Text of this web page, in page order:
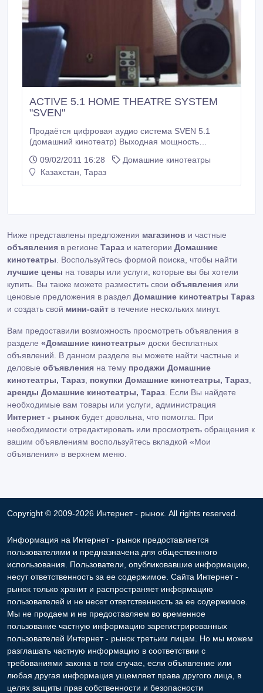
ACTIVE 5.1 HOME THEATRE SYSTEM
"SVEN"
Продаётся цифровая аудио система SVEN 5.1
(домашний кинотеатр) Выходная мощность
сателлитов, Вт (RMS) фронт: 35 35 центр: 35 тыл:
35 35 Материал корпуса дерево Магнитное
09/02/2011 16:28
Домашние кинотеатры
Казахстан, Тараз
Ниже представлены предложения магазинов и частные
объявления в регионе Тараз и категории Домашние
кинотеатры . Воспользуйтесь формой поиска, чтобы найти
лучшие цены на товары или услуги, которые вы бы хотели
купить. Вы также можете разместить свои объявления или
ценовые предложения в раздел Домашние кинотеатры Тараз
и создать свой мини-сайт в течение нескольких минут.
Вам предоставили возможность просмотреть объявления в
разделе «Домашние кинотеатры» доски бесплатных
объявлений. В данном разделе вы можете найти частные и
деловые объявления на тему продажи Домашние
кинотеатры, Тараз покупки Домашние кинотеатры, Тараз
аренды Домашние кинотеатры, Тараз . Если Вы найдете
необходимые вам товары или услуги, администрация
Интернет - рынок будет довольна, что помогла. При
необходимости отредактировать или просмотреть обращения к
вашим объявлениям воспользуйтесь вкладкой «Мои
объявления» в верхнем меню.
Copyright © 2009-2026 Интернет - рынок. All rights reserved.
Информация на Интернет - рынок предоставляется
пользователями и предназначена для общественного
использования. Пользователи, опубликовавшие информацию,
несут ответственность за ее содержимое. Сайта Интернет -
рынок только хранит и распространяет информацию
пользователей и не несет ответственность за ее содержимое.
Мы не продаем и не предоставляем во временное
пользование частную информацию зарегистрированных
пользователей Интернет - рынок третьим лицам. Но мы можем
разглашать частную информацию в соответствии с
требованиями закона в том случае, если объявление или
любая другая информация ущемляет права другого лица, в
целях защиты прав собственности и безопасности